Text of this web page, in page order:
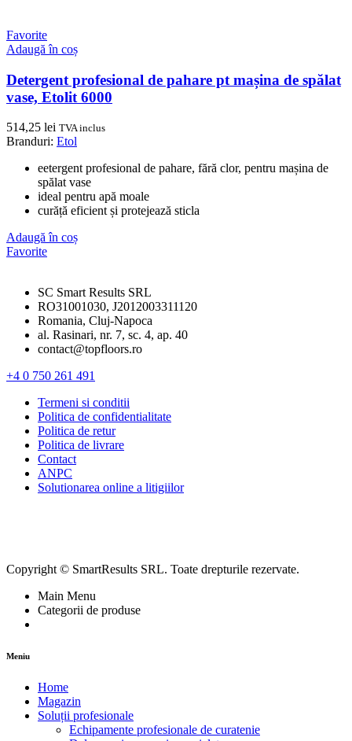
Favorite
Adaugă în coș
Detergent profesional de pahare pt mașina de spălat
vase, Etolit 6000
514,25 lei TVA inclus
Branduri: Etol
eetergent profesional de pahare, fără clor, pentru mașina de
spălat vase
ideal pentru apă moale
curăță eficient și protejează sticla
Adaugă în coș
Favorite
SC Smart Results SRL
RO31001030, J2012003311120
Romania, Cluj-Napoca
al. Rasinari, nr. 7, sc. 4, ap. 40
contact@topfloors.ro
+4 0 750 261 491
Termeni si conditii
Politica de confidentialitate
Politica de retur
Politica de livrare
Contact
ANPC
Solutionarea online a litigiilor
Copyright © SmartResults SRL. Toate drepturile rezervate.
Main Menu
Categorii de produse
Meniu
Home
Magazin
Soluții profesionale
Echipamente profesionale de curatenie